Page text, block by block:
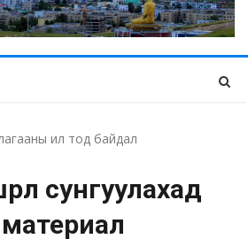
ил тод байдал
сунгуулахад